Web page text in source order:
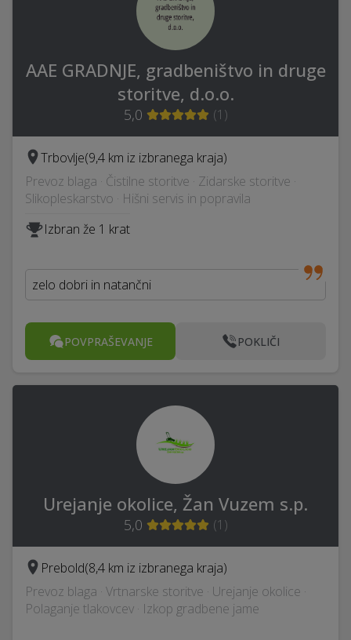
AAE GRADNJE, gradbeništvo in druge
storitve, d.o.o.
5,0 (1 )
Trbovlje(9,4 km iz izbranega kraja)
Prevoz blaga · Čistilne storitve · Zidarske storitve ·
Slikopleskarstvo · Hišni servis in popravila
Izbran že 1 krat
zelo dobri in natančni
POVPRAŠEVANJE POKLIČI
Urejanje okolice, Žan Vuzem s.p.
5,0 (1 )
Prebold(8,4 km iz izbranega kraja)
Prevoz blaga · Vrtnarske storitve · Urejanje okolice ·
Polaganje tlakovcev · Izkop gradbene jame